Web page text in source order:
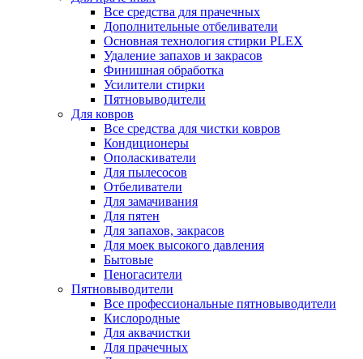
Все средства для прачечных
Дополнительные отбеливатели
Основная технология стирки PLEX
Удаление запахов и закрасов
Финишная обработка
Усилители стирки
Пятновыводители
Для ковров
Все средства для чистки ковров
Кондиционеры
Ополаскиватели
Для пылесосов
Отбеливатели
Для замачивания
Для пятен
Для запахов, закрасов
Для моек высокого давления
Бытовые
Пеногасители
Пятновыводители
Все профессиональные пятновыводители
Кислородные
Для аквачистки
Для прачечных